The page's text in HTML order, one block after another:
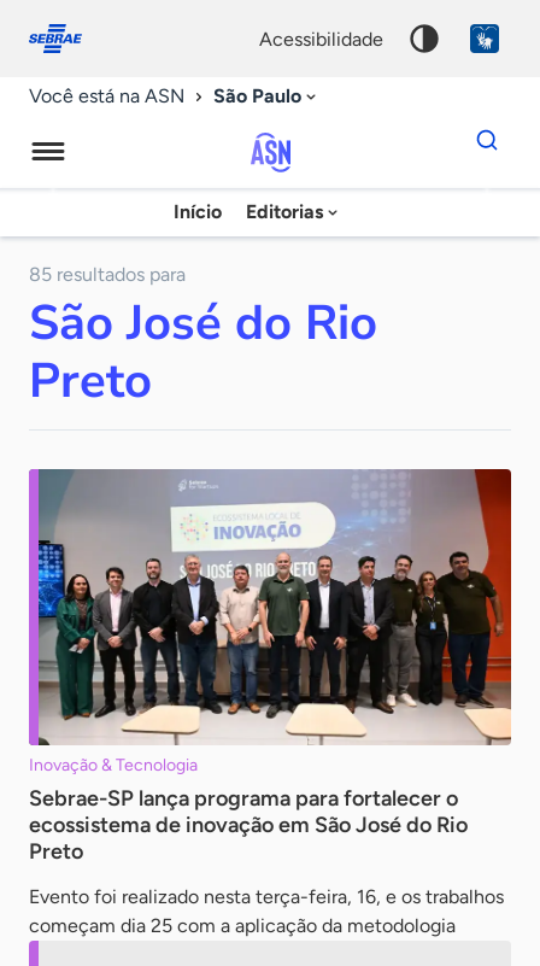
conosco
acessibilidade
Você está na ASN São Paulo
Agência
Sebrae
Notícias
Início Editorias
Dados
para
chave
85 resultados para
São José do Rio
Preto
Inovação & Tecnologia
Sebrae-SP lança programa para fortalecer o
ecossistema de inovação em São José do Rio
Preto
Evento foi realizado nesta terça-feira, 16, e os trabalhos
começam dia 25 com a aplicação da metodologia